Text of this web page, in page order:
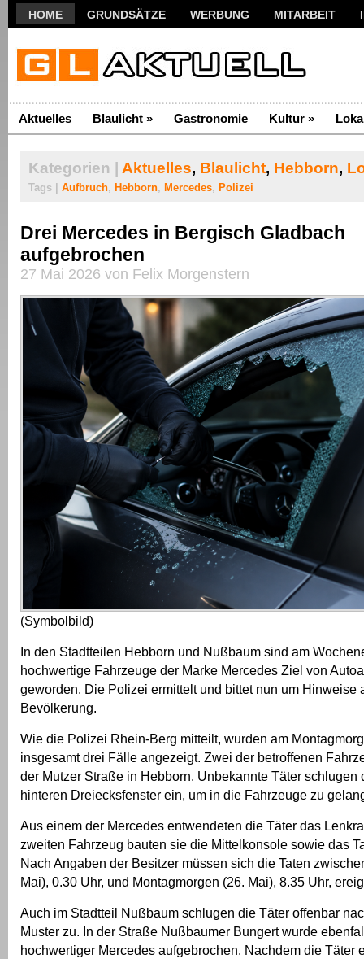
HOME GRUNDSÄTZE WERBUNG MITARBEIT
Aktuelles Blaulicht » Gastronomie Kultur »
Kategorien | Aktuelles, Blaulicht, Hebborn,
Tags | Aufbruch, Hebborn, Mercedes, Polizei
Drei Mercedes in Bergisch Gladbach
aufgebrochen
27 Mai 2026 von Felix Morgenstern
(Symbolbild)
In den Stadtteilen Hebborn und Nußbaum sind am
hochwertige Fahrzeuge der Marke Mercedes Ziel von
geworden. Die Polizei ermittelt und bittet nun um Hinweise
Bevölkerung.
Wie die Polizei Rhein-Berg mitteilt, wurden am
insgesamt drei Fälle angezeigt. Zwei der betroffenen
der Mutzer Straße in Hebborn. Unbekannte Täter schlugen
hinteren Dreiecksfenster ein, um in die Fahrzeuge zu
Aus einem der Mercedes entwendeten die Täter das
zweiten Fahrzeug bauten sie die Mittelkonsole sowie das
Nach Angaben der Besitzer müssen sich die Taten
Mai), 0.30 Uhr, und Montagmorgen (26. Mai), 8.35 Uhr,
Auch im Stadtteil Nußbaum schlugen die Täter offenbar
Muster zu. In der Straße Nußbaumer Bungert wurde
hochwertiger Mercedes aufgebrochen. Nachdem die Täter